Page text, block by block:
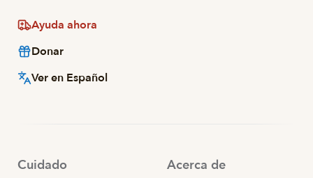
Ayuda ahora
Donar
Ver en Español
Cuidado Acerca de